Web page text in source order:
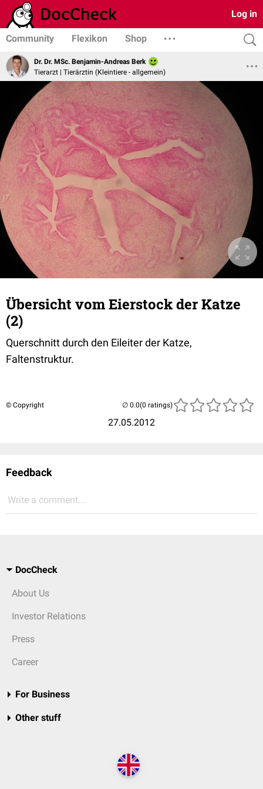
Log in
Community Flexikon Shop
Dr. Dr. MSc. Benjamin-Andreas Berk
Tierarzt | Tierärztin (Kleintiere - allgemein)
Übersicht vom Eierstock der Katze
(2)
Querschnitt durch den Eileiter der Katze,
Faltenstruktur.
© Copyright
27.05.2012
(0 ratings)
Feedback
Write a comment...
DocCheck
About Us
Investor Relations
Press
Career
For Business
Other stuff